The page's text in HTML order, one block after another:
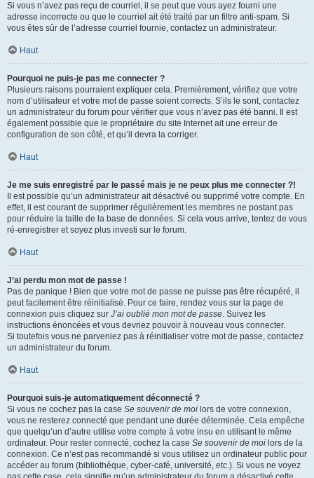
Si vous n’avez pas reçu de courriel, il se peut que vous ayez fourni une
adresse incorrecte ou que le courriel ait été traité par un filtre anti-spam. Si
vous êtes sûr de l’adresse courriel fournie, contactez un administrateur.
Haut
Pourquoi ne puis-je pas me connecter ?
Plusieurs raisons pourraient expliquer cela. Premièrement, vérifiez que votre
nom d’utilisateur et votre mot de passe soient corrects. S’ils le sont, contactez
un administrateur du forum pour vérifier que vous n’avez pas été banni. Il est
également possible que le propriétaire du site Internet ait une erreur de
configuration de son côté, et qu’il devra la corriger.
Haut
Je me suis enregistré par le passé mais je ne peux plus me connecter ?!
Il est possible qu’un administrateur ait désactivé ou supprimé votre compte. En
effet, il est courant de supprimer régulièrement les membres ne postant pas
pour réduire la taille de la base de données. Si cela vous arrive, tentez de vous
ré-enregistrer et soyez plus investi sur le forum.
Haut
J’ai perdu mon mot de passe !
Pas de panique ! Bien que votre mot de passe ne puisse pas être récupéré, il
peut facilement être réinitialisé. Pour ce faire, rendez vous sur la page de
connexion puis cliquez sur J’ai oublié mon mot de passe. Suivez les
instructions énoncées et vous devriez pouvoir à nouveau vous connecter.
Si toutefois vous ne parveniez pas à réinitialiser votre mot de passe, contactez
un administrateur du forum.
Haut
Pourquoi suis-je automatiquement déconnecté ?
Si vous ne cochez pas la case Se souvenir de moi lors de votre connexion,
vous ne resterez connecté que pendant une durée déterminée. Cela empêche
que quelqu’un d’autre utilise votre compte à votre insu en utilisant le même
ordinateur. Pour rester connecté, cochez la case Se souvenir de moi lors de la
connexion. Ce n’est pas recommandé si vous utilisez un ordinateur public pour
accéder au forum (bibliothèque, cyber-café, université, etc.). Si vous ne voyez